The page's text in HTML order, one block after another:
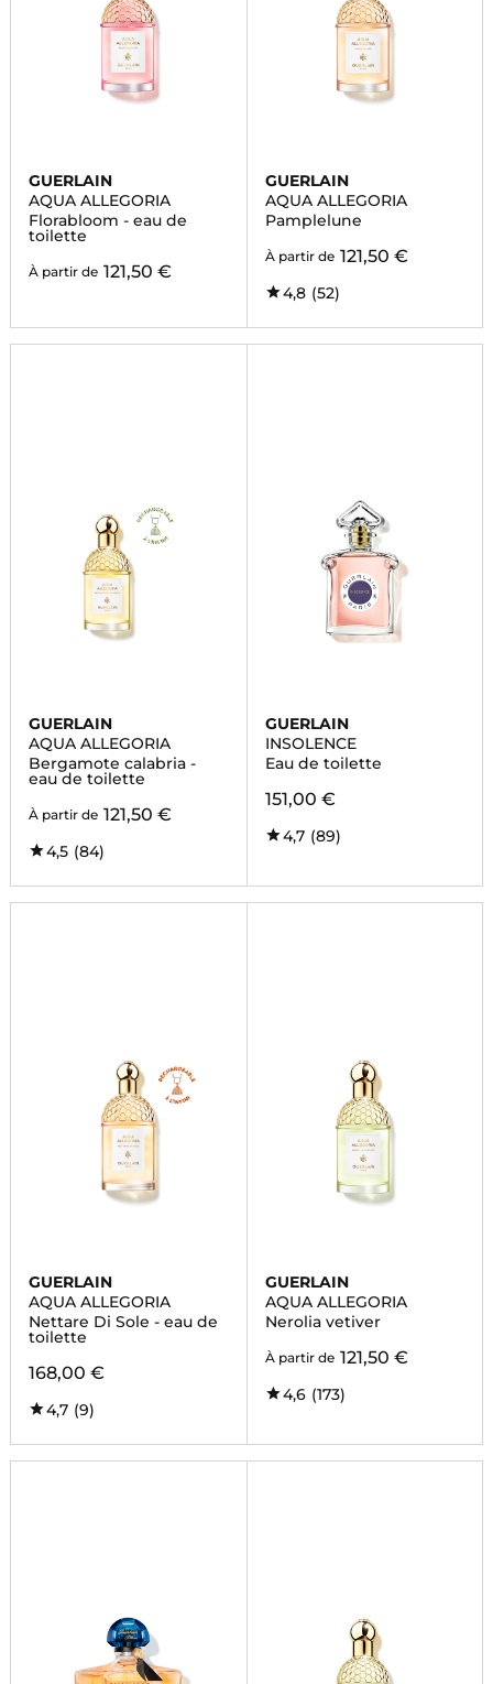
GUERLAIN
AQUA ALLEGORIA
Florabloom - eau de
toilette
À partir de 121,50 €
GUERLAIN
AQUA ALLEGORIA
Pamplelune
À partir de 121,50 €
4,8 (52)
GUERLAIN
AQUA ALLEGORIA
Bergamote calabria -
eau de toilette
À partir de 121,50 €
4,5 (84)
GUERLAIN
INSOLENCE
Eau de toilette
151,00 €
4,7 (89)
GUERLAIN
AQUA ALLEGORIA
Nettare Di Sole - eau de
toilette
168,00 €
4,7 (9)
GUERLAIN
AQUA ALLEGORIA
Nerolia vetiver
À partir de 121,50 €
4,6 (173)